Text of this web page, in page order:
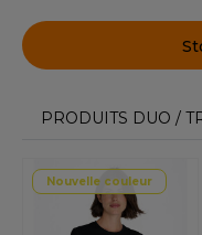
JAYS
ONE TOWELLING
PRODUITS DUO /
Nouvelle couleur